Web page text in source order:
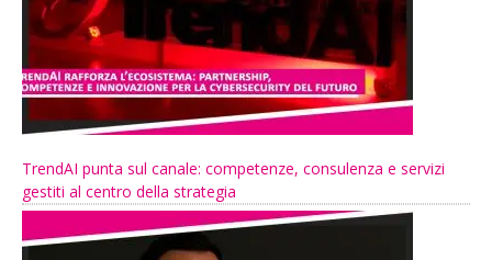
TrendAI punta sul canale: competenze, consulenza e servizi
gestiti al centro della strategia